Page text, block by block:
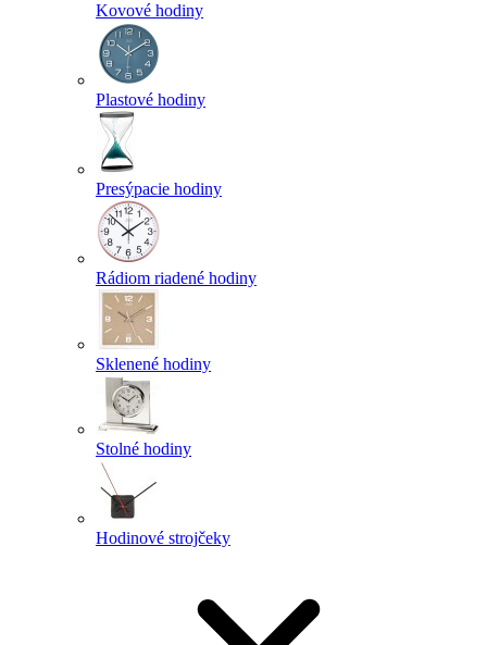
Kovové hodiny
Plastové hodiny
Presýpacie hodiny
Rádiom riadené hodiny
Sklenené hodiny
Stolné hodiny
Hodinové strojčeky